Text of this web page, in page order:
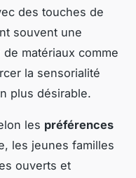
des touches de
souvent une
de matériaux comme
la sensorialité
plus désirable.
les préférences
les jeunes familles
ouverts et